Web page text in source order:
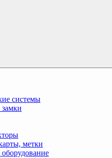
системы
метки